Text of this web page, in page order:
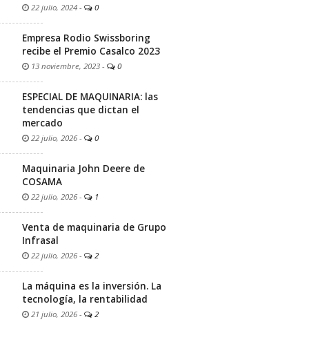
22 julio, 2024 - 0
Empresa Rodio Swissboring
recibe el Premio Casalco 2023
13 noviembre, 2023 - 0
ESPECIAL DE MAQUINARIA: las
tendencias que dictan el
mercado
22 julio, 2026 - 0
Maquinaria John Deere de
COSAMA
22 julio, 2026 - 1
Venta de maquinaria de Grupo
Infrasal
22 julio, 2026 - 2
La máquina es la inversión. La
tecnología, la rentabilidad
21 julio, 2026 - 2